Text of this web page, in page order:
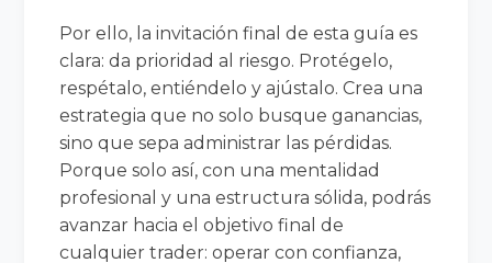
Por ello, la invitación final de esta guía es
clara: da prioridad al riesgo. Protégelo,
respétalo, entiéndelo y ajústalo. Crea una
estrategia que no solo busque ganancias,
sino que sepa administrar las pérdidas.
Porque solo así, con una mentalidad
profesional y una estructura sólida, podrás
avanzar hacia el objetivo final de
cualquier trader: operar con confianza,